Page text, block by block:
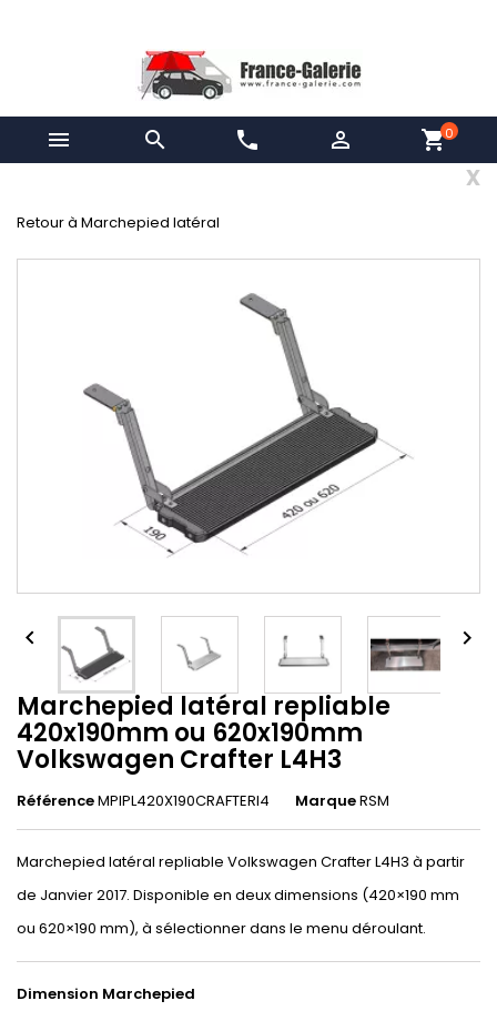
  phone  shopping_cart0
x
Retour à Marchepied latéral
 
Marchepied latéral repliable
420x190mm ou 620x190mm
Volkswagen Crafter L4H3
RéférenceMPIPL420X190CRAFTERl4 MarqueRSM
Marchepied latéral repliable Volkswagen Crafter L4H3 à partir
de Janvier 2017. Disponible en deux dimensions (420×190 mm
ou 620×190 mm), à sélectionner dans le menu déroulant.
Dimension Marchepied